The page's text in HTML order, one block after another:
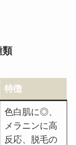
類
特徴
色白肌に◎、
メラニンに高
反応、脱毛の